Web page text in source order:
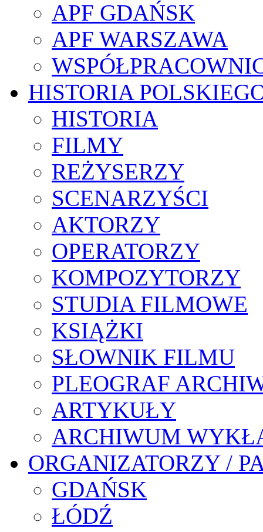
APF GDAŃSK
APF WARSZAWA
HISTORIA
HISTORIA
FILMY
REŻYSERZY
SCENARZYŚCI
AKTORZY
OPERATORZY
KOMPOZYTORZY
STUDIA FILMOWE
KSIĄŻKI
SŁOWNIK FILMU
PLEOGRAF
ARTYKUŁY
ARCHIWUM
ORGANIZATORZY /
GDAŃSK
ŁÓDŹ